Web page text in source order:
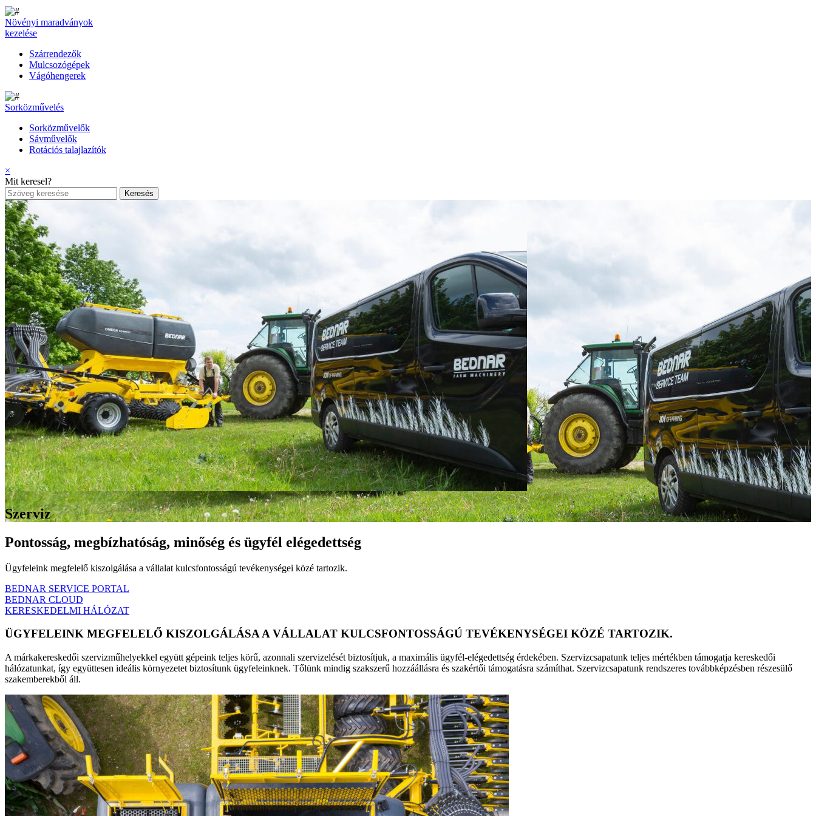
Növényi maradványok
kezelése
Szárrendezők
Mulcsozógépek
Vágóhengerek
Sorközművelés
Sorközművelők
Sávművelők
Rotációs talajlazítók
×
Mit keresel?
Szerviz
Pontosság, megbízhatóság, minőség és ügyfél elégedettség
Ügyfeleink megfelelő kiszolgálása a vállalat kulcsfontosságú tevékenységei közé tartozik.
BEDNAR SERVICE PORTAL
BEDNAR CLOUD
KERESKEDELMI HÁLÓZAT
ÜGYFELEINK MEGFELELŐ KISZOLGÁLÁSA A VÁLLALAT KULCSFONTOSSÁGÚ TEVÉKENYSÉGEI KÖZÉ TARTOZIK.
A márkakereskedői szervizműhelyekkel együtt gépeink teljes körű, azonnali szervizelését biztosítjuk, a maximális ügyfél-elégedettség érdekében. Szervizcsapatunk teljes mértékben támogatja kereskedői
hálózatunkat, így együttesen ideális környezetet biztosítunk ügyfeleinknek. Tőlünk mindig szakszerű hozzáállásra és szakértői támogatásra számíthat. Szervizcsapatunk rendszeres továbbképzésben részesülő
szakemberekből áll.